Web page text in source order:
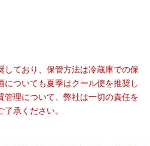
しており、保管方法は冷蔵庫での保
ついても夏季はクール便を推奨し
管理について、弊社は一切の責任を
承ください。